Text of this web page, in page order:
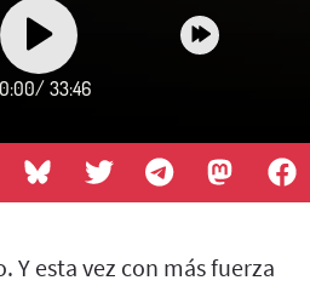
/ 33:46
Y esta vez con más fuerza